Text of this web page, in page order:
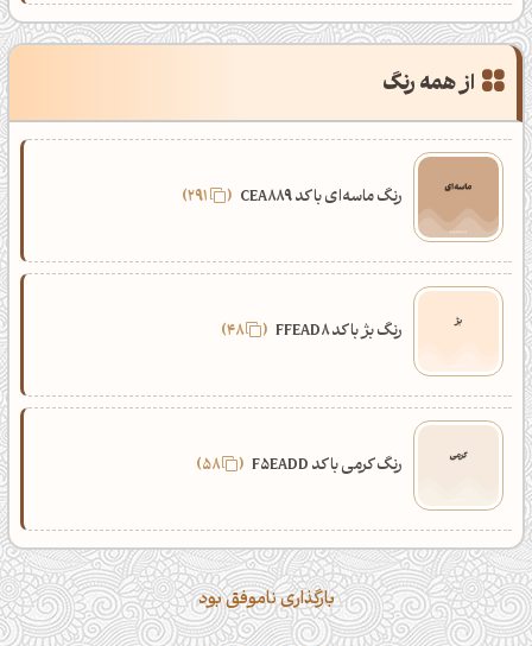
از همه رنگ
رنگ ماسه‌ای با کد CEA889
رنگ بژ با کد FFEAD8 48
رنگ کرمی با کد F5EADD 58
بارگذاری ناموفق بود